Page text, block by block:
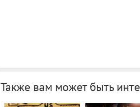
Также вам может быть